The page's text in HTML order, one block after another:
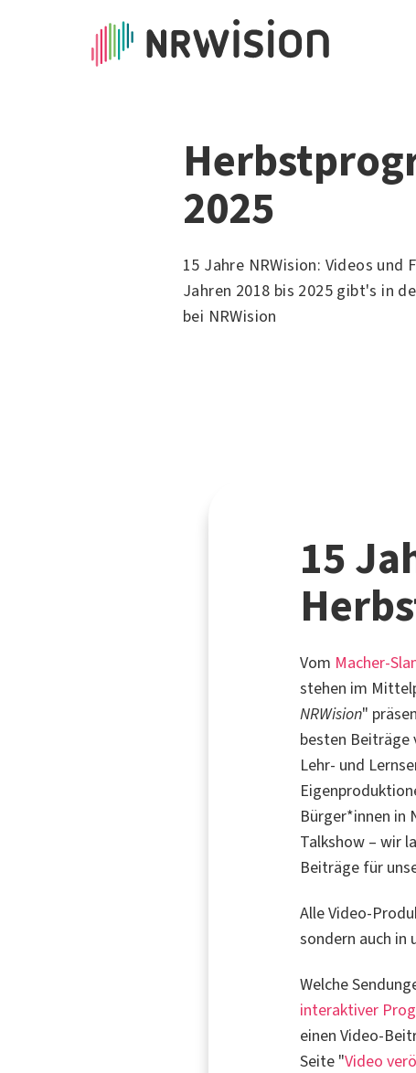
2025
15 Jahre NRWision: Videos und
Jahren 2018 bis 2025 gibt's in
bei NRWision
15
Vom Macher-
stehen im
NRWision"
besten Beiträge
Lehr- und
Bürger*innen in
Talkshow – wir
Beiträge für
Alle Video-
sondern auch in
Welche
interaktiver
einen Video-
Seite "Video